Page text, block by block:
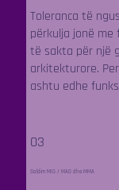
Toleranca të
përkulja jonë
të sakta për një
arkitekturore.
ashtu edhe
03
Saldim MIG / MAG dhe MMA